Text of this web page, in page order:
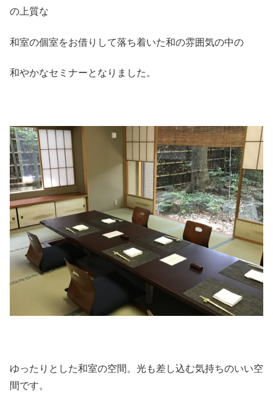
の上質な
和室の個室をお借りして落ち着いた和の雰囲気の中の
和やかなセミナーとなりました。
ゆったりとした和室の空間。光も差し込む気持ちのいい空
間です。